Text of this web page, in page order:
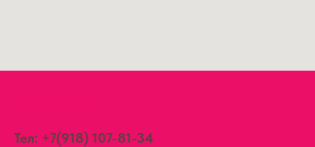
Тел: +7(918) 107-81-34